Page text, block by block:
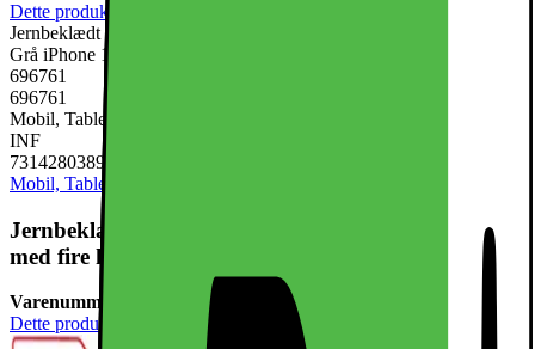
Dette produkt er endnu ikke blevet bedømt.
Jernbeklædt dobbeltlags, stødsikkert telefoncover med fire hjørner
Grå iPhone 15 Plus
696761
696761
Mobil, Tablet & Smartwatch, Mobiltilbehør, Mobilcovers
INF
7314280389643
Mobil, Tablet & Smartwatch
Jernbeklædt dobbeltlags, stødsikkert telefoncover
med fire hjørner Grå iPhone 15 Plus
Varenummer:
Dette produkt er endnu ikke blevet bedømt.